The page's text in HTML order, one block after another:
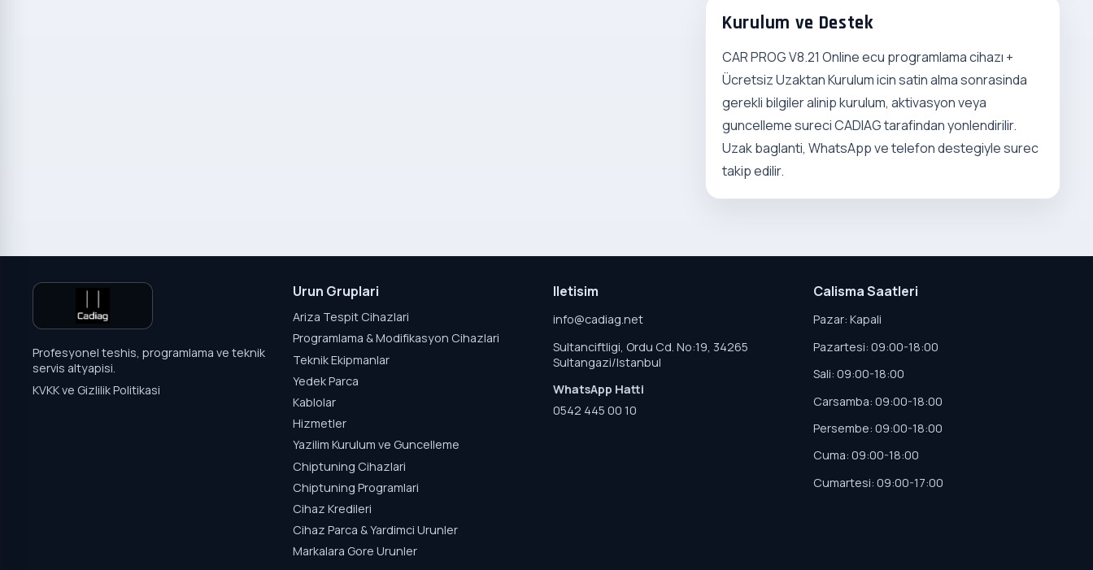
Kurulum ve Destek
CAR PROG V8.21 Online ecu programlama cihazı +
Ücretsiz Uzaktan Kurulum icin satin alma sonrasinda
gerekli bilgiler alinip kurulum, aktivasyon veya
guncelleme sureci CADIAG tarafindan yonlendirilir.
Uzak baglanti, WhatsApp ve telefon destegiyle surec
takip edilir.
Profesyonel teshis, programlama ve teknik
servis altyapisi.
KVKK ve Gizlilik Politikasi
Urun Gruplari
Ariza Tespit Cihazlari
Programlama & Modifikasyon Cihazlari
Teknik Ekipmanlar
Yedek Parca
Kablolar
Hizmetler
Yazilim Kurulum ve Guncelleme
Chiptuning Cihazlari
Chiptuning Programlari
Cihaz Kredileri
Cihaz Parca & Yardimci Urunler
Markalara Gore Urunler
Iletisim
info@cadiag.net
Sultanciftligi, Ordu Cd. No:19, 34265
Sultangazi/Istanbul
WhatsApp Hatti
0542 445 00 10
Calisma Saatleri
Pazar: Kapali
Pazartesi: 09:00-18:00
Sali: 09:00-18:00
Carsamba: 09:00-18:00
Persembe: 09:00-18:00
Cuma: 09:00-18:00
Cumartesi: 09:00-17:00